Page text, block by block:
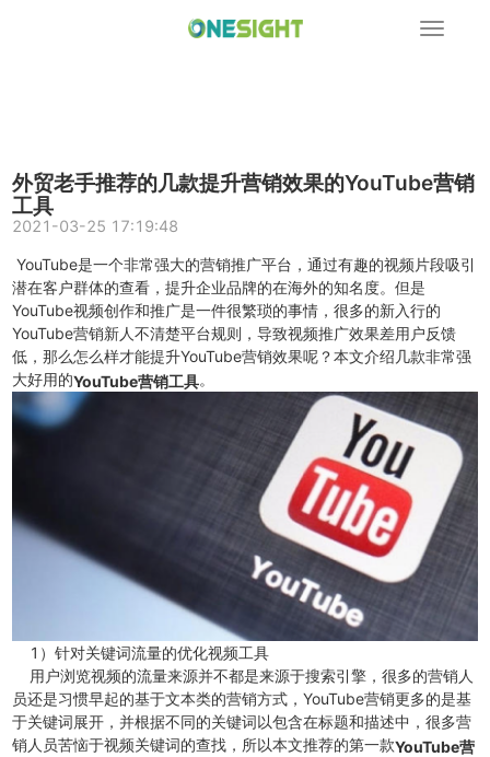
展
外贸老手推荐的几款提升营销效果的YouTube营销
工具
2021-03-25 17:19:48
YouTube是一个非常强大的营销推广平台，通过有趣的视频片段吸引
潜在客户群体的查看，提升企业品牌的在海外的知名度。但是
YouTube视频创作和推广是一件很繁琐的事情，很多的新入行的
YouTube营销新人不清楚平台规则，导致视频推广效果差用户反馈
低，那么怎么样才能提升YouTube营销效果呢？本文介绍几款非常强
大好用的YouTube营销工具。
1）针对关键词流量的优化视频工具
用户浏览视频的流量来源并不都是来源于搜索引擎，很多的营销人
员还是习惯早起的基于文本类的营销方式，YouTube营销更多的是基
于关键词展开，并根据不同的关键词以包含在标题和描述中，很多营
销人员苦恼于视频关键词的查找，所以本文推荐的第一款YouTube营